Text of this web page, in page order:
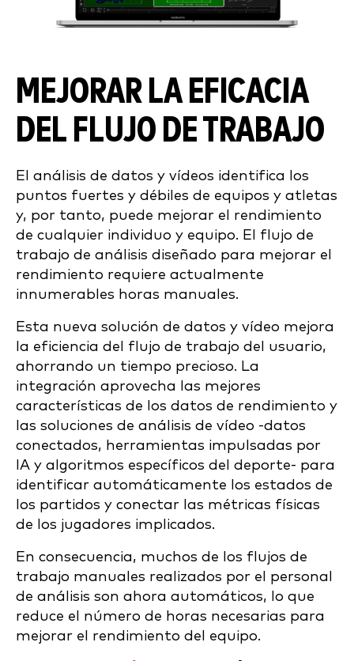
MEJORAR LA EFICACIA
DEL FLUJO DE TRABAJO
El análisis de datos y vídeos identifica los
puntos fuertes y débiles de equipos y atletas
y, por tanto, puede mejorar el rendimiento
de cualquier individuo y equipo. El flujo de
trabajo de análisis diseñado para mejorar el
rendimiento requiere actualmente
innumerables horas manuales.
Esta nueva solución de datos y vídeo mejora
la eficiencia del flujo de trabajo del usuario,
ahorrando un tiempo precioso. La
integración aprovecha las mejores
características de los datos de rendimiento y
las soluciones de análisis de vídeo -datos
conectados, herramientas impulsadas por
IA y algoritmos específicos del deporte- para
identificar automáticamente los estados de
los partidos y conectar las métricas físicas
de los jugadores implicados.
En consecuencia, muchos de los flujos de
trabajo manuales realizados por el personal
de análisis son ahora automáticos, lo que
reduce el número de horas necesarias para
mejorar el rendimiento del equipo.